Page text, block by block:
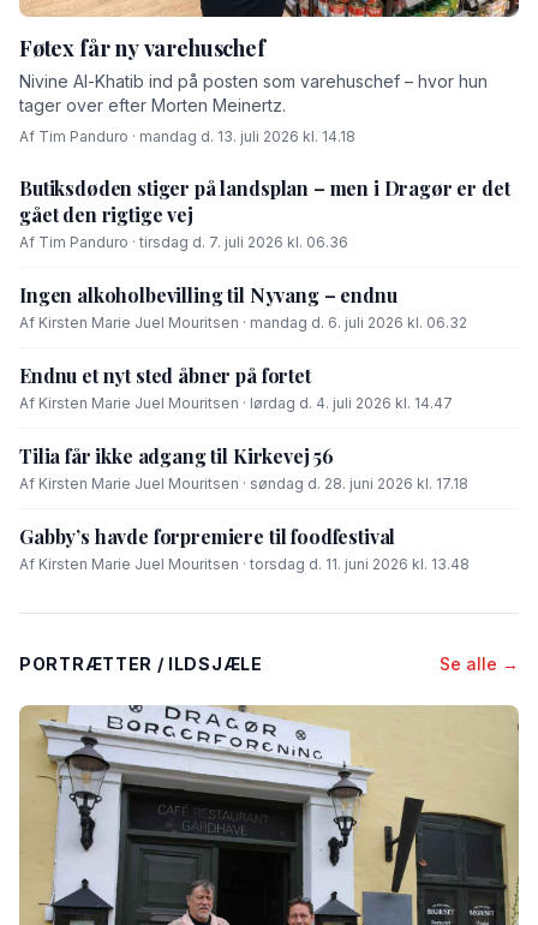
Føtex får ny varehuschef
Nivine Al-Khatib ind på posten som varehuschef – hvor hun
tager over efter Morten Meinertz.
Af Tim Panduro · mandag d. 13. juli 2026 kl. 14.18
Butiksdøden stiger på landsplan – men i Dragør er det
gået den rigtige vej
Af Tim Panduro · tirsdag d. 7. juli 2026 kl. 06.36
Ingen alkoholbevilling til Nyvang – endnu
Af Kirsten Marie Juel Mouritsen · mandag d. 6. juli 2026 kl. 06.32
Endnu et nyt sted åbner på fortet
Af Kirsten Marie Juel Mouritsen · lørdag d. 4. juli 2026 kl. 14.47
Tilia får ikke adgang til Kirkevej 56
Af Kirsten Marie Juel Mouritsen · søndag d. 28. juni 2026 kl. 17.18
Gabby’s havde forpremiere til foodfestival
Af Kirsten Marie Juel Mouritsen · torsdag d. 11. juni 2026 kl. 13.48
PORTRÆTTER / ILDSJÆLE Se alle →